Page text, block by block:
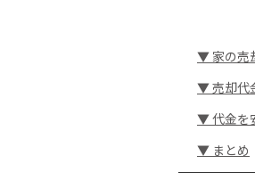
▼ 家の売
▼ 売却代
▼ 代金を
▼ まとめ